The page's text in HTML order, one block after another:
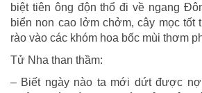
biệt tiên ông độn thổ đi về ngang
biển non cao lởm chởm, cây mọc tốt
rào vào các khóm hoa bốc mùi thơm
Tử Nha than thầm:
– Biết ngày nào ta mới dứt được